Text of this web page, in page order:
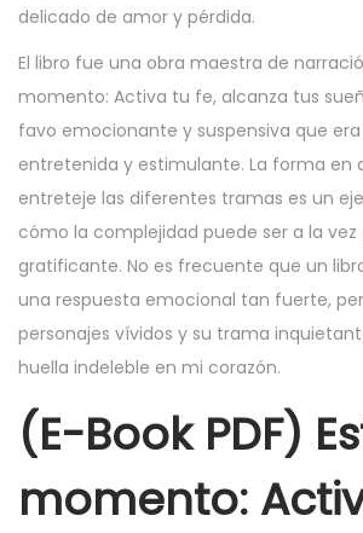
delicado de amor y pérdida.
El libro fue una obra maestra de
momento: Activa tu fe, alcanza tus
favo emocionante y suspensiva que era
entretenida y estimulante. La forma en
entreteje las diferentes tramas es un
cómo la complejidad puede ser a la
gratificante. No es frecuente que un
una respuesta emocional tan fuerte,
personajes vívidos y su trama
huella indeleble en mi corazón.
(E-Book PDF)
momento: